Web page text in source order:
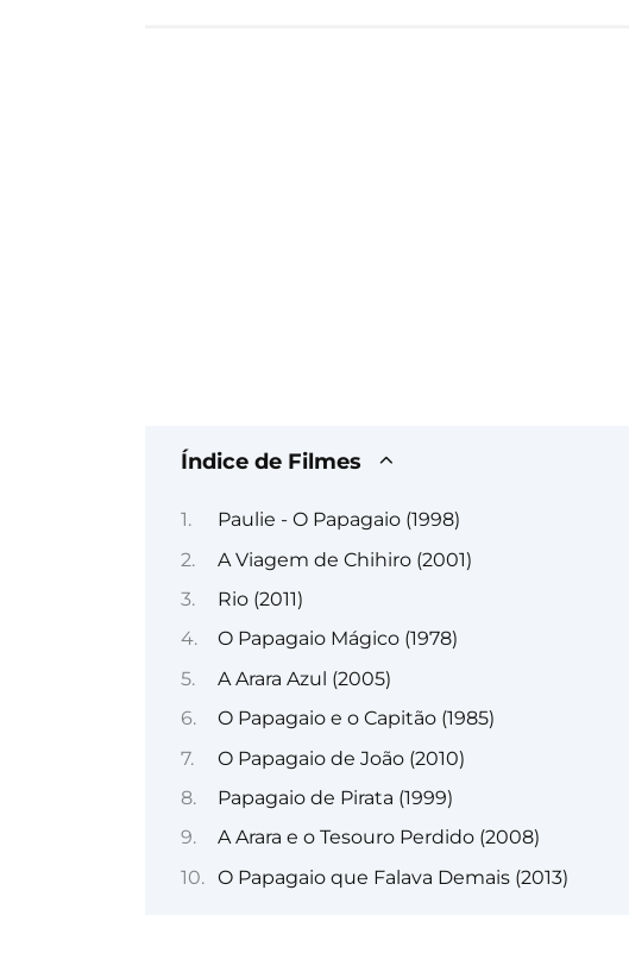
Índice de Filmes
Paulie - O Papagaio (1998)
A Viagem de Chihiro (2001)
Rio (2011)
O Papagaio Mágico (1978)
A Arara Azul (2005)
O Papagaio e o Capitão (1985)
O Papagaio de João (2010)
Papagaio de Pirata (1999)
A Arara e o Tesouro Perdido (2008)
O Papagaio que Falava Demais (2013)